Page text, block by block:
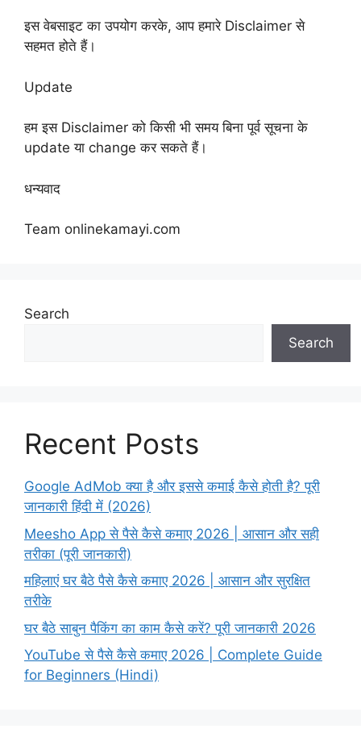
इस वेबसाइट का उपयोग करके, आप हमारे Disclaimer से
सहमत होते हैं।
Update
हम इस Disclaimer को किसी भी समय बिना पूर्व सूचना के
update या change कर सकते हैं।
धन्यवाद
Team onlinekamayi.com
Search
Search
Recent Posts
Google AdMob क्या है और इससे कमाई कैसे होती है? पूरी
जानकारी हिंदी में (2026)
Meesho App से पैसे कैसे कमाए 2026 | आसान और सही
तरीका (पूरी जानकारी)
महिलाएं घर बैठे पैसे कैसे कमाए 2026 | आसान और सुरक्षित
तरीके
घर बैठे साबुन पैकिंग का काम कैसे करें? पूरी जानकारी 2026
YouTube से पैसे कैसे कमाए 2026 | Complete Guide
for Beginners (Hindi)